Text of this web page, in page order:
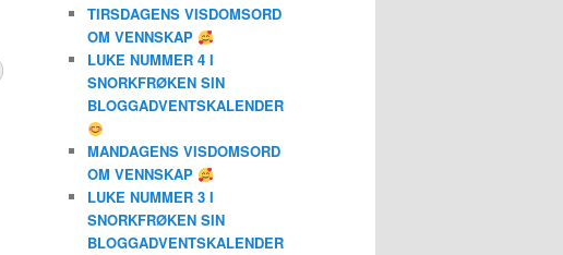
TIRSDAGENS VISDOMSORD
OM VENNSKAP
LUKE NUMMER 4 I
SNORKFRØKEN SIN
BLOGGADVENTSKALENDER
MANDAGENS VISDOMSORD
OM VENNSKAP
LUKE NUMMER 3 I
SNORKFRØKEN SIN
BLOGGADVENTSKALENDER